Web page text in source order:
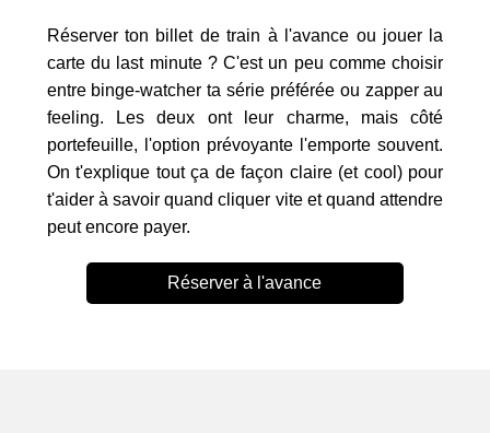
Réserver ton billet de train à l'avance ou jouer la
carte du last minute ? C'est un peu comme choisir
entre binge-watcher ta série préférée ou zapper au
feeling. Les deux ont leur charme, mais côté
portefeuille, l'option prévoyante l'emporte souvent.
On t'explique tout ça de façon claire (et cool) pour
t'aider à savoir quand cliquer vite et quand attendre
peut encore payer.
Réserver à l'avance